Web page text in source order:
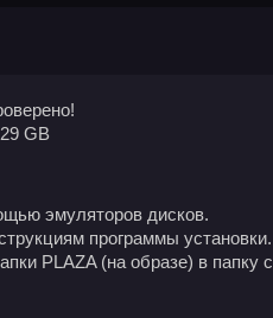
GB
эмуляторов дисков.
программы установки.
PLAZA (на образе) в папку с